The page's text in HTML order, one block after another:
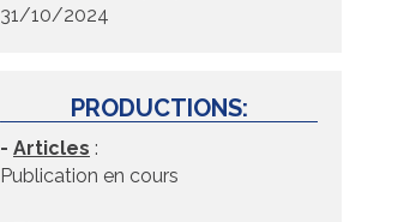
31/10/2024
PRODUCTIONS:
- Articles :
Publication en cours